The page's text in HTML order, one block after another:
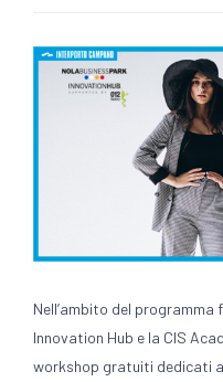
Nell’ambito del programma
Innovation Hub e la CIS
workshop gratuiti dedicati